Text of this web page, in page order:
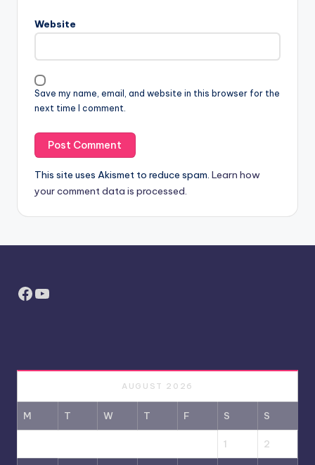
Website
Save my name, email, and website in this browser for the
next time I comment.
This site uses Akismet to reduce spam. Learn how
your comment data is processed.
Facebook
YouTube
AUGUST 2026
M T W T F S S
1 2